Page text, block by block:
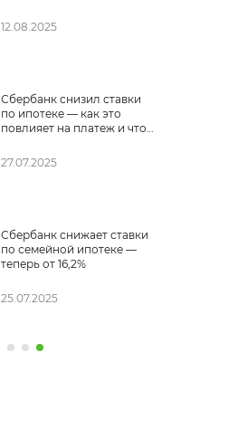
12.08.2025
Сбербанк снизил ставки
по ипотеке — как это
повлияет на платеж и что
27.07.2025
Сбербанк снижает ставки
по семейной ипотеке —
теперь от 16,2%
25.07.2025